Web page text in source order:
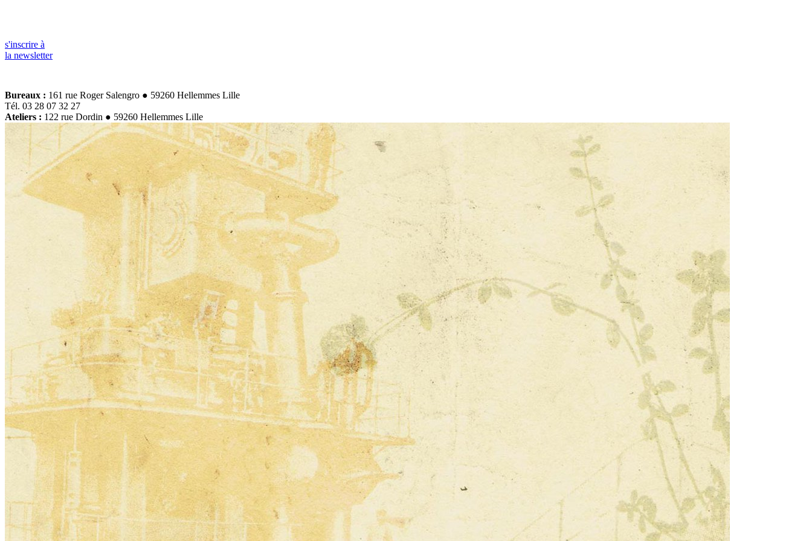
s'inscrire à
la newsletter
Bureaux : 161 rue Roger Salengro ● 59260 Hellemmes Lille
Tél. 03 28 07 32 27
Ateliers : 122 rue Dordin ● 59260 Hellemmes Lille